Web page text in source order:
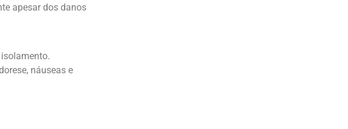
apesar dos danos
náuseas e